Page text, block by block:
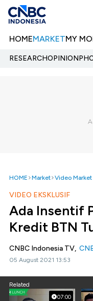
HOMEMARKETMY
RESEARCHOPINION
HOME Market Video Market
VIDEO EKSKLUSIF
Ada Insentif
Kredit BTN
CNBC Indonesia TV,
05 August 2021 13:53
Related
07:00